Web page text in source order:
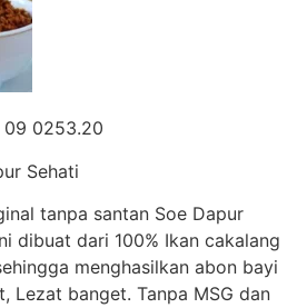
0253.20
Sehati
tanpa santan Soe Dapur
dibuat dari 100% Ikan cakalang
menghasilkan abon bayi
Lezat banget. Tanpa MSG dan